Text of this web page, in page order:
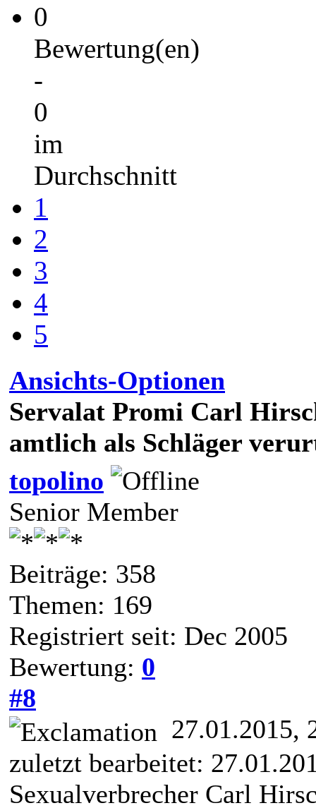
0
Bewertung(en)
-
0
im
Durchschnitt
1
2
3
4
5
Ansichts-Optionen
Servalat Promi Carl
amtlich als Schläger
topolino
Senior Member
Beiträge: 358
Themen: 169
Registriert seit: Dec 2005
Bewertung: 0
#8
27.01.2015,
zuletzt bearbeitet:
Sexualverbrecher Carl